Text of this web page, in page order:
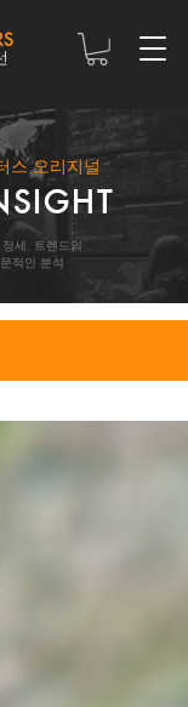
스 오리지널
정세, 트렌드의
적인 분석